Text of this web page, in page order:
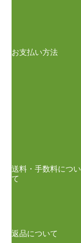
お支払い方法
送料・手数料につい
て
返品について